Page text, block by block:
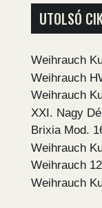
UTOLSÓ
Weihrauch
Weihrauch
Weihrauch
XXI. Nagy
Brixia Mod.
Weihrauch
Weihrauch
Weihrauch